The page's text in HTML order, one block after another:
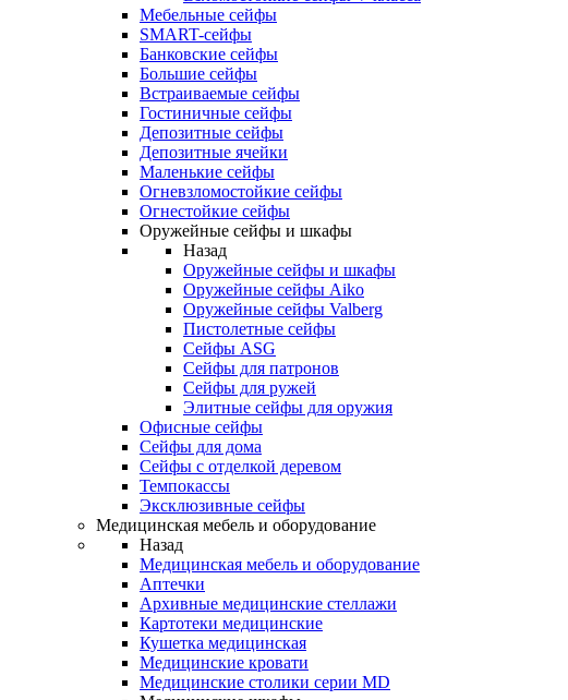
Мебельные сейфы
SMART-сейфы
Банковские сейфы
Большие сейфы
Встраиваемые сейфы
Гостиничные сейфы
Депозитные сейфы
Депозитные ячейки
Маленькие сейфы
Огневзломостойкие сейфы
Огнестойкие сейфы
Оружейные сейфы и шкафы
Назад
Оружейные сейфы и шкафы
Оружейные сейфы Aiko
Оружейные сейфы Valberg
Пистолетные сейфы
Сейфы ASG
Сейфы для патронов
Сейфы для ружей
Элитные сейфы для оружия
Офисные сейфы
Сейфы для дома
Сейфы с отделкой деревом
Темпокассы
Эксклюзивные сейфы
Медицинская мебель и оборудование
Назад
Медицинская мебель и оборудование
Аптечки
Архивные медицинские стеллажи
Картотеки медицинские
Кушетка медицинская
Медицинские кровати
Медицинские столики серии MD